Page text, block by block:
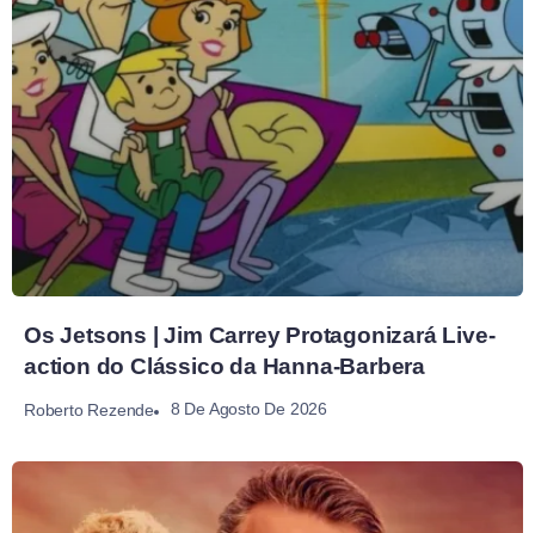
Os Jetsons | Jim Carrey Protagonizará Live-
action do Clássico da Hanna-Barbera
Roberto Rezende 8 De Agosto De 2026